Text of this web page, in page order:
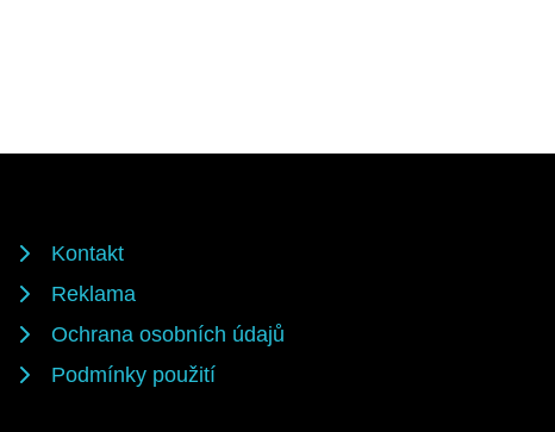
Kontakt
Reklama
Ochrana osobních údajů
Podmínky použití